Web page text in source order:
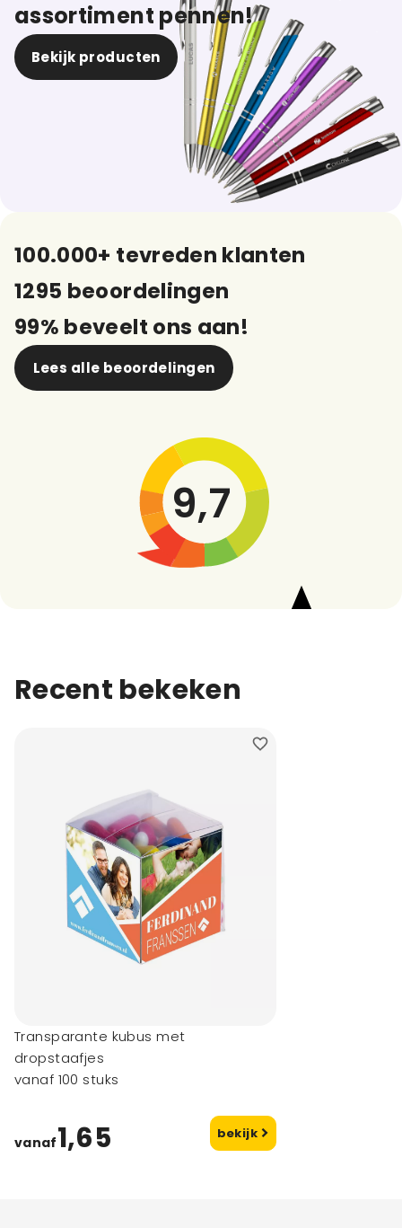
assortiment pennen!
Bekijk producten
100.000+ tevreden klanten
1295 beoordelingen
99% beveelt ons aan!
Lees alle beoordelingen
9,7
Recent bekeken
Transparante kubus met
dropstaafjes
vanaf 100 stuks
vanaf1,65 bekijk